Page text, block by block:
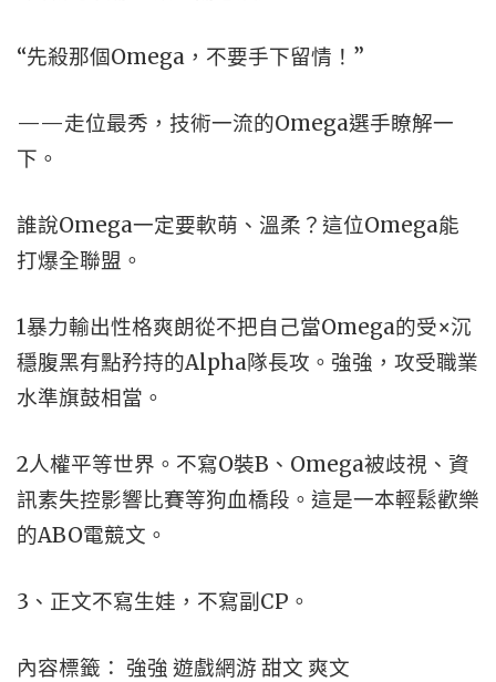
“先殺那個Omega，不要手下留情！”
——走位最秀，技術一流的Omega選手瞭解一
下。
誰說Omega一定要軟萌、溫柔？這位Omega能
打爆全聯盟。
1暴力輸出性格爽朗從不把自己當Omega的受×沉
穩腹黑有點矜持的Alpha隊長攻。強強，攻受職業
水準旗鼓相當。
2人權平等世界。不寫O裝B、Omega被歧視、資
訊素失控影響比賽等狗血橋段。這是一本輕鬆歡樂
的ABO電競文。
3、正文不寫生娃，不寫副CP。
內容標籤： 強強 遊戲網游 甜文 爽文